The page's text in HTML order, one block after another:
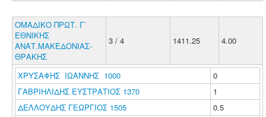
ΟΜΑΔΙΚΟ ΠΡΩΤ. Γ΄
ΕΘΝΙΚΗΣ
ΑΝΑΤ.ΜΑΚΕΔΟΝΙΑΣ-
ΘΡΑΚΗΣ
3 / 4 1411.25 4.00
ΧΡΥΣΑΦΗΣ ΙΩΑΝΝΗΣ 1000
0
ΓΑΒΡΙΗΛΙΔΗΣ ΕΥΣΤΡΑΤΙΟΣ 1370
1
ΔΕΛΛΟΥΔΗΣ ΓΕΩΡΓΙΟΣ 1505
0.5